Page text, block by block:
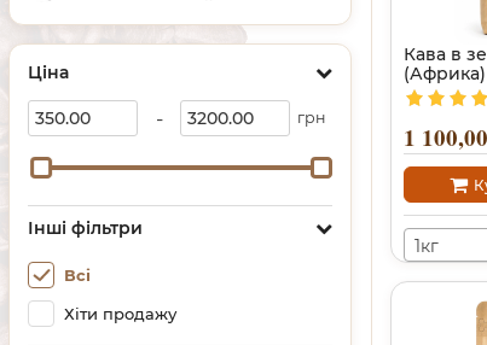
Ціна
- грн
Інші фільтри
Всі
Хіти продажу
Кава в
(Африка)
1 100,00
1кг